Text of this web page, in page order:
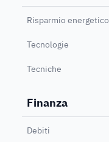
Risparmio energetico
Tecnologie
Tecniche
Finanza
Debiti